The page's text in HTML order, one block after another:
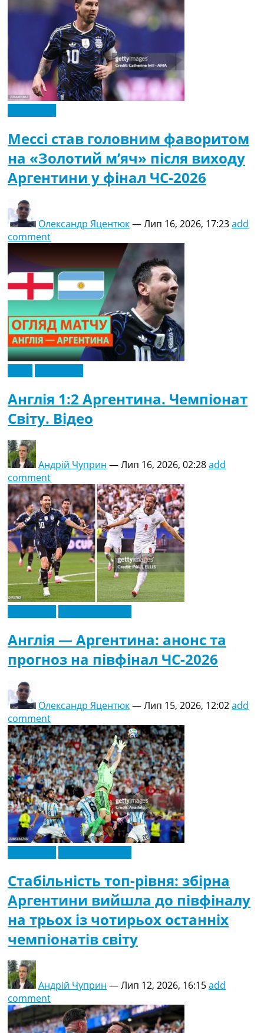
Мессі став головним фаворитом
на «Золотий м’яч» після виходу
Аргентини у фінал ЧС-2026
Олександр Яцентюк—Лип 16, 2026, 17:23add
comment
Англія 1:2 Аргентина. Чемпіонат
Світу. Відео
Андрій Чуприн —Лип 16, 2026, 02:28add
comment
Англія — Аргентина: анонс та
прогноз на півфінал ЧС-2026
Олександр Яцентюк—Лип 15, 2026, 12:02add
comment
Стабільність топ-рівня: збірна
Аргентини вийшла до півфіналу
на трьох із чотирьох останніх
чемпіонатів світу
Андрій Чуприн —Лип 12, 2026, 16:15add
comment